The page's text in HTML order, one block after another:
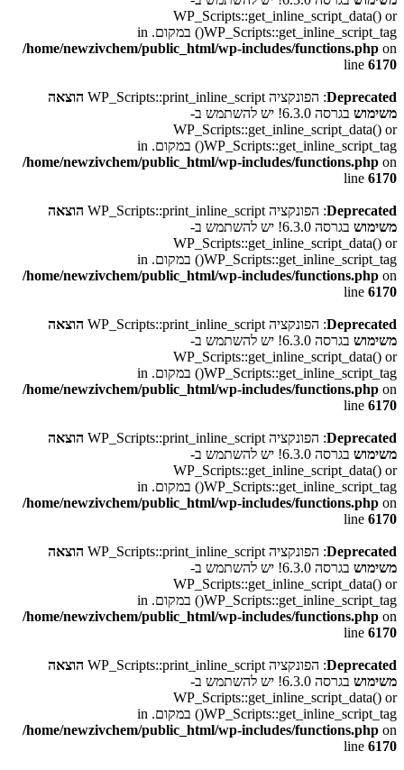
WP_Scripts::get_inline_script_data() or
WP_Scripts::get_inline_script_tag() במקום. in
/home/newzivchem/public_html/wp-includes/functions.php on
line 6170
Deprecated: הפונקציה WP_Scripts::print_inline_script
הוצאה
משימוש
בגרסה 6.3.0! יש להשתמש ב-
WP_Scripts::get_inline_script_data() or
WP_Scripts::get_inline_script_tag() במקום. in
/home/newzivchem/public_html/wp-includes/functions.php on
line 6170
Deprecated: הפונקציה WP_Scripts::print_inline_script
הוצאה
משימוש
בגרסה 6.3.0! יש להשתמש ב-
WP_Scripts::get_inline_script_data() or
WP_Scripts::get_inline_script_tag() במקום. in
/home/newzivchem/public_html/wp-includes/functions.php on
line 6170
Deprecated: הפונקציה WP_Scripts::print_inline_script
הוצאה
משימוש
בגרסה 6.3.0! יש להשתמש ב-
WP_Scripts::get_inline_script_data() or
WP_Scripts::get_inline_script_tag() במקום. in
/home/newzivchem/public_html/wp-includes/functions.php on
line 6170
Deprecated: הפונקציה WP_Scripts::print_inline_script
הוצאה
משימוש
בגרסה 6.3.0! יש להשתמש ב-
WP_Scripts::get_inline_script_data() or
WP_Scripts::get_inline_script_tag() במקום. in
/home/newzivchem/public_html/wp-includes/functions.php on
line 6170
Deprecated: הפונקציה WP_Scripts::print_inline_script
הוצאה
משימוש
בגרסה 6.3.0! יש להשתמש ב-
WP_Scripts::get_inline_script_data() or
WP_Scripts::get_inline_script_tag() במקום. in
/home/newzivchem/public_html/wp-includes/functions.php on
line 6170
Deprecated: הפונקציה WP_Scripts::print_inline_script
הוצאה
משימוש
בגרסה 6.3.0! יש להשתמש ב-
WP_Scripts::get_inline_script_data() or
WP_Scripts::get_inline_script_tag() במקום. in
/home/newzivchem/public_html/wp-includes/functions.php on
line 6170